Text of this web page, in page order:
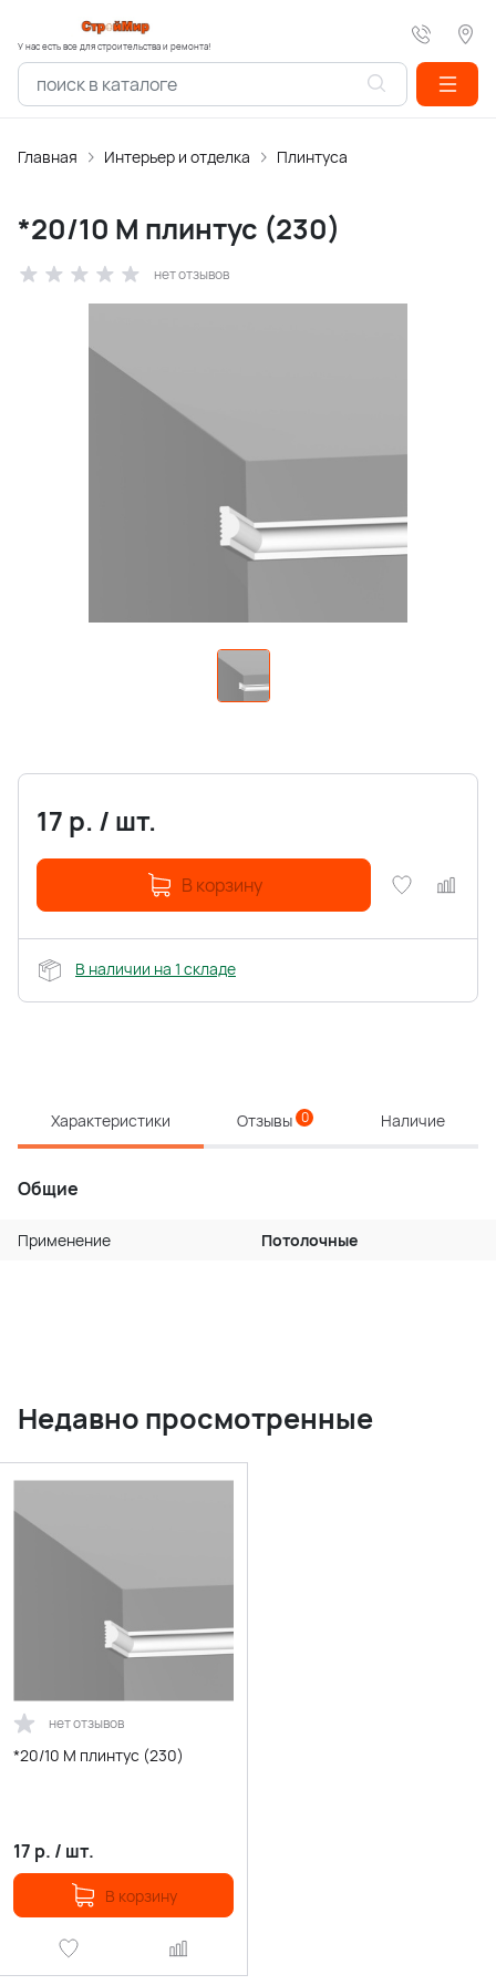
У нас есть все для строительства и ремонта!
Главная Интерьер и отделка Плинтуса
*20/10 М плинтус (230)
нет отзывов
17 р. / шт.
В корзину
В наличии на 1 складе
Характеристики Отзывы 0 Наличие
Общие
Применение Потолочные
Недавно просмотренные
нет отзывов
*20/10 М плинтус (230)
17 р. / шт.
В корзину